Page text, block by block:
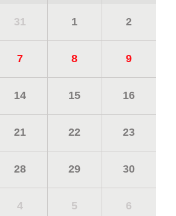
31 1 2
7 8 9
14 15 16
21 22 23
28 29 30
4 5 6